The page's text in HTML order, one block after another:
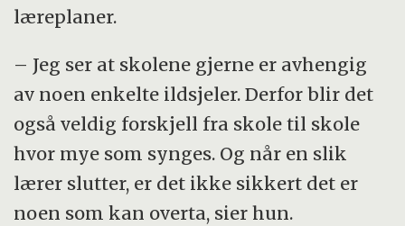
læreplaner.
– Jeg ser at skolene gjerne er avhengig
av noen enkelte ildsjeler. Derfor blir det
også veldig forskjell fra skole til skole
hvor mye som synges. Og når en slik
lærer slutter, er det ikke sikkert det er
noen som kan overta, sier hun.